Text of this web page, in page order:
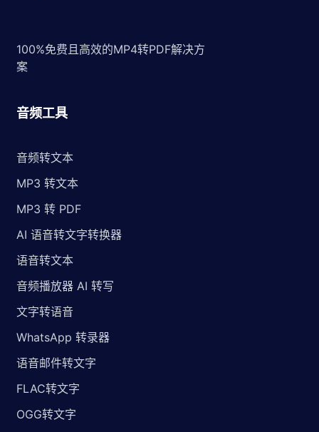
100%免费且高效的MP4转PDF解决方
案
音频工具
音频转文本
MP3 转文本
MP3 转 PDF
AI 语音转文字转换器
语音转文本
音频播放器 AI 转写
文字转语音
WhatsApp 转录器
语音邮件转文字
FLAC转文字
OGG转文字